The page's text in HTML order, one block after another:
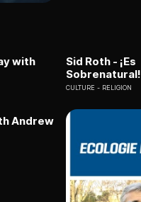
with
Sid Roth - ¡Es
Sobrenatural!
CULTURE RELIGION
Andrew